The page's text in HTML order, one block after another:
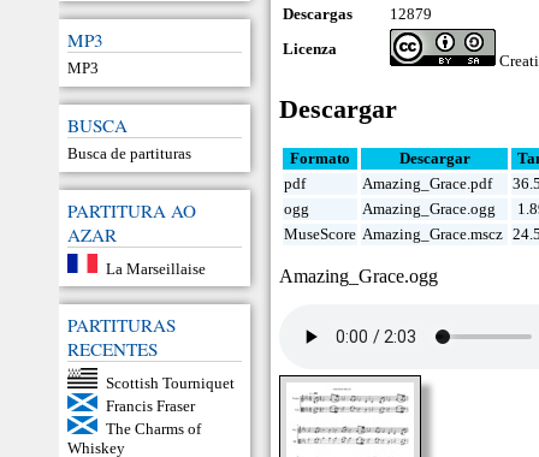
MP3
MP3
BUSCA
Busca de partituras
PARTITURA AO
AZAR
La Marseillaise
PARTITURAS
RECENTES
Scottish Tourniquet
Francis Fraser
The Charms of
Whiskey
Descargas
12879
Licenza
Descargar
Formato Descargar
pdf
Amazing_Grace.pdf
ogg
Amazing_Grace.ogg
MuseScore Amazing_Grace.mscz
Amazing_Grace.ogg